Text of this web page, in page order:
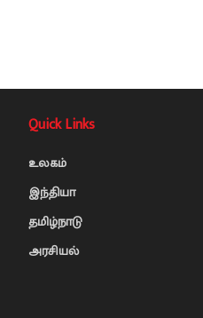
Quick Links
உலகம்
இந்தியா
தமிழ்நாடு
அரசியல்